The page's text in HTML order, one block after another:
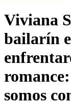
Viviana
bailarín
somos